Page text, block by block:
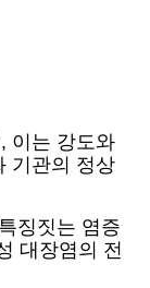
이는 강도와
기관의 정상
징짓는 염증
대장염의 전